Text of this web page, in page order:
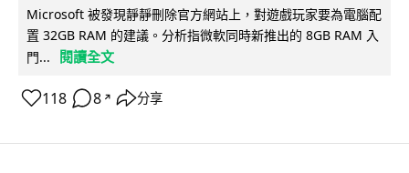
Microsoft 被發現靜靜刪除官方網站上，對遊戲玩家要為電腦配
置 32GB RAM 的建議。分析指微軟同時新推出的 8GB RAM 入
門...
閱讀全文
118 8 ↗ 分享